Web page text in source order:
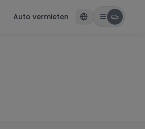
Auto vermieten